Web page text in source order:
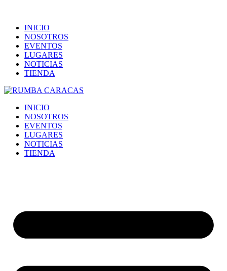
INICIO
NOSOTROS
EVENTOS
LUGARES
NOTICIAS
TIENDA
INICIO
NOSOTROS
EVENTOS
LUGARES
NOTICIAS
TIENDA